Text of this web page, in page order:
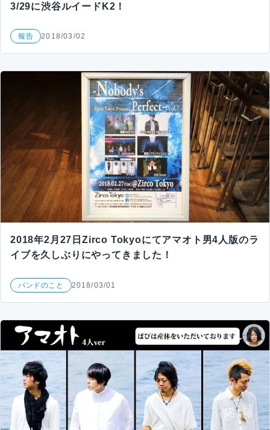
3/29に渋谷ルイードK2！
報告 2018/03/02
2018年2月27日Zirco Tokyoにてアマオト男4人版のラ
イブを久しぶりにやってきました！
バンドのこと 2018/03/01